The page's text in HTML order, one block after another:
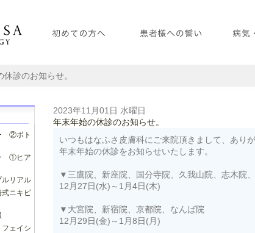
診のお知らせ。
2023年11月01日 水曜日
年末年始の休診のお知らせ。
いつもはなふさ皮膚科にご来院頂きまして、あり
年末年始の休診をお知らせいたします。
▼三鷹院、新座院、国分寺院、久我山院、志木院
12月27日(水)～1月4日(木)
▼大宮院、新宿院、京都院、なんば院
12月29日(金)～1月8日(月)
②ボト
①ヒア
リアル
ニキビ
ェイシ